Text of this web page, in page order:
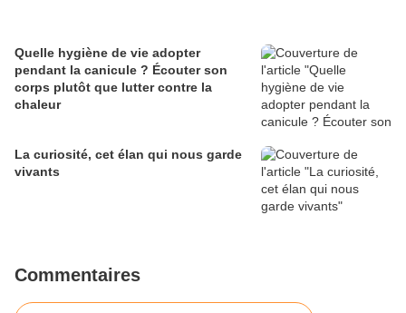
Quelle hygiène de vie adopter
pendant la canicule ? Écouter son
corps plutôt que lutter contre la
chaleur
La curiosité, cet élan qui nous garde
vivants
Commentaires